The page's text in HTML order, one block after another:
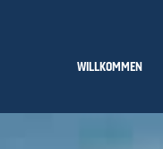
WILLKOMMEN